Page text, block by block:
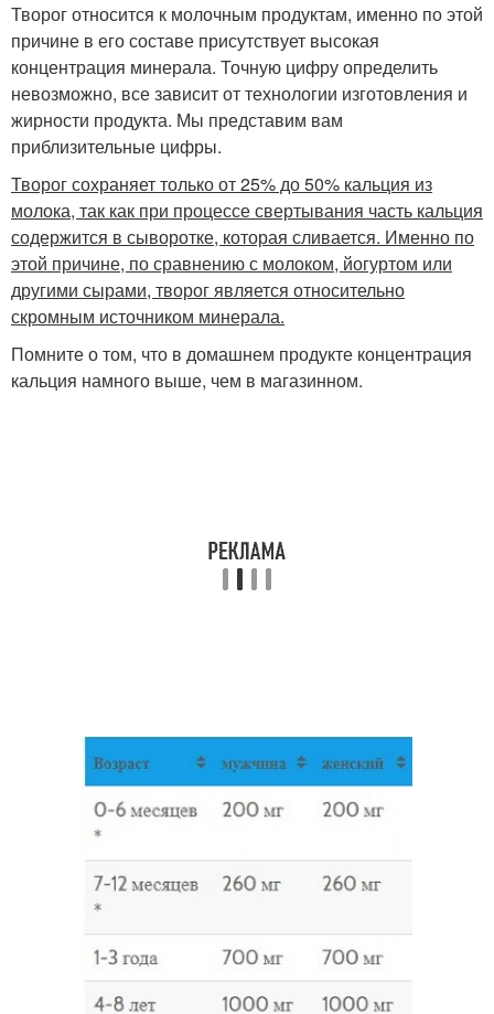
Творог относится к молочным продуктам, именно по этой
причине в его составе присутствует высокая
концентрация минерала. Точную цифру определить
невозможно, все зависит от технологии изготовления и
жирности продукта. Мы представим вам
приблизительные цифры.
Творог сохраняет только от 25% до 50% кальция из
молока, так как при процессе свертывания часть кальция
содержится в сыворотке, которая сливается. Именно по
этой причине, по сравнению с молоком, йогуртом или
другими сырами, творог является относительно
скромным источником минерала.
Помните о том, что в домашнем продукте концентрация
кальция намного выше, чем в магазинном.